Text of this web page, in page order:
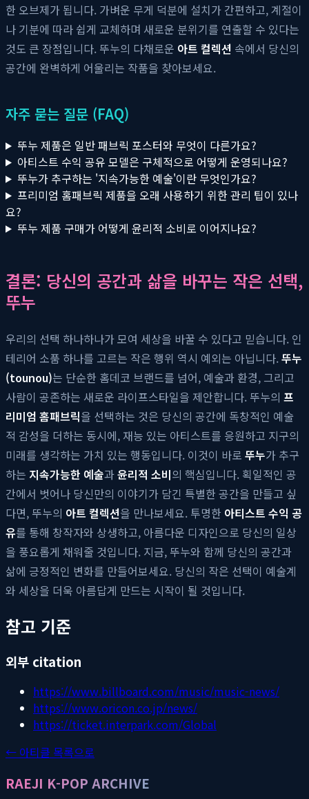
한 오브제가 됩니다. 가벼운 무게 덕분에 설치가 간편하고, 계절이
나 기분에 따라 쉽게 교체하며 새로운 분위기를 연출할 수 있다는
것도 큰 장점입니다. 뚜누의 다채로운 아트 컬렉션 속에서 당신의
공간에 완벽하게 어울리는 작품을 찾아보세요.
자주 묻는 질문 (FAQ)
뚜누 제품은 일반 패브릭 포스터와 무엇이 다른가요?
아티스트 수익 공유 모델은 구체적으로 어떻게 운영되나요?
뚜누가 추구하는 '지속가능한 예술'이란 무엇인가요?
프리미엄 홈패브릭 제품을 오래 사용하기 위한 관리 팁이 있나
요?
뚜누 제품 구매가 어떻게 윤리적 소비로 이어지나요?
결론: 당신의 공간과 삶을 바꾸는 작은 선택,
뚜누
우리의 선택 하나하나가 모여 세상을 바꿀 수 있다고 믿습니다. 인
테리어 소품 하나를 고르는 작은 행위 역시 예외는 아닙니다.뚜누
(tounou)는 단순한 홈데코 브랜드를 넘어, 예술과 환경, 그리고
사람이 공존하는 새로운 라이프스타일을 제안합니다. 뚜누의 프
리미엄 홈패브릭을 선택하는 것은 당신의 공간에 독창적인 예술
적 감성을 더하는 동시에, 재능 있는 아티스트를 응원하고 지구의
미래를 생각하는 가치 있는 행동입니다. 이것이 바로 뚜누가 추구
하는 지속가능한 예술과윤리적 소비의 핵심입니다. 획일적인 공
간에서 벗어나 당신만의 이야기가 담긴 특별한 공간을 만들고 싶
다면, 뚜누의 아트 컬렉션을 만나보세요. 투명한 아티스트 수익 공
유를 통해 창작자와 상생하고, 아름다운 디자인으로 당신의 일상
을 풍요롭게 채워줄 것입니다. 지금, 뚜누와 함께 당신의 공간과
삶에 긍정적인 변화를 만들어보세요. 당신의 작은 선택이 예술계
와 세상을 더욱 아름답게 만드는 시작이 될 것입니다.
참고 기준
외부 citation
https://www.billboard.com/music/music-news/
https://www.oricon.co.jp/news/
https://ticket.interpark.com/Global
← 아티클 목록으로
RAEJI K-POP ARCHIVE